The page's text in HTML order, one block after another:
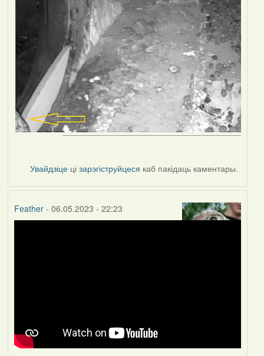
Увайдзіце цізарэгіструйцеся каб пакідаць каментары.
Feather- 06.05.2023 - 22:23